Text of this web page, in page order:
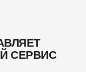
СЕРВИС